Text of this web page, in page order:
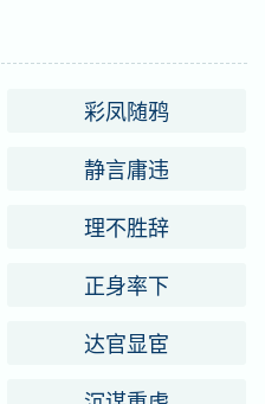
彩凤随鸦
静言庸违
理不胜辞
正身率下
达官显宦